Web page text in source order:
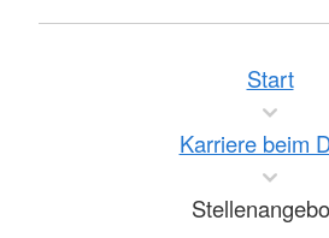
Start
Karriere beim